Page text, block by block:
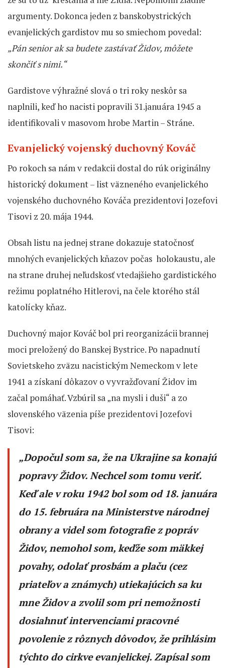
argumenty. Dokonca jeden z banskobystrických
evanjelických gardistov mu so smiechom povedal:
„Pán senior ak sa budete zastávať Židov, môžete
skončiť s nimi.“
Gardistove výhražné slová o tri roky neskôr sa
naplnili, keď ho nacisti popravili 31.januára 1945 a
identifikovali v masovom hrobe Martin – Stráne.
Evanjelický vojenský duchovný Kováč
Po rokoch sa nám v redakcii dostal do rúk originálny
historický dokument – list väzneného evanjelického
vojenského duchovného Kováča prezidentovi Jozefovi
Tisovi z 20. mája 1944.
Obsah listu na jednej strane dokazuje statočnosť
mnohých evanjelických kňazov počas holokaustu, ale
na strane druhej neľudskosť vtedajšieho gardistického
režimu poplatného Hitlerovi, na čele ktorého stál
katolícky kňaz.
Duchovný major Kováč bol pri reorganizácii brannej
moci preložený do Banskej Bystrice. Po napadnutí
Sovietskeho zväzu nacistickým Nemeckom v lete
1941 a získaní dôkazov o vyvražďovaní Židov im
začal pomáhať. Vzbúril sa „na mysli i duši“ a zo
slovenského väzenia píše prezidentovi Jozefovi
Tisovi:
„Dopočul som sa, že na Ukrajine sa konajú
popravy Židov. Nechcel som tomu veriť.
Keď ale v roku 1942 bol som od 18. januára
do 15. februára na Ministerstve národnej
obrany a videl som fotografie z popráv
Židov, nemohol som, keďže som mäkkej
povahy, odolať prosbám a plaču (cez
priateľov a známych) utiekajúcich sa ku
mne Židov a zvolil som pri nemožnosti
dosiahnuť intervenciami pracovné
povolenie z rôznych dôvodov, že prihlásim
týchto do cirkve evanjelickej. Zapísal som